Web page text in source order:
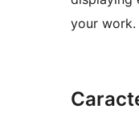
your work.